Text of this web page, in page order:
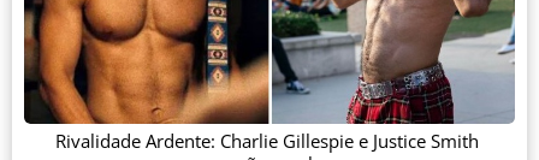
Rivalidade Ardente: Charlie Gillespie e Justice Smith